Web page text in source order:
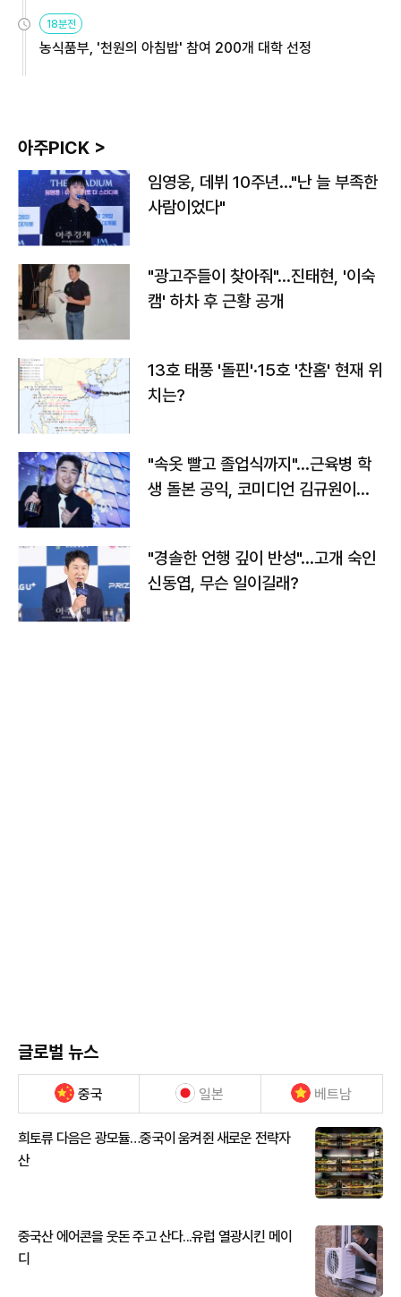
18분전
농식품부, '천원의 아침밥' 참여 200개 대학 선정
아주PICK >
임영웅, 데뷔 10주년…"난 늘 부족한
사람이었다"
"광고주들이 찾아줘"…진태현, '이숙
캠' 하차 후 근황 공개
13호 태풍 '돌핀'·15호 '찬홈' 현재 위
치는?
"속옷 빨고 졸업식까지"…근육병 학
생 돌본 공익, 코미디언 김규원이었
"경솔한 언행 깊이 반성"…고개 숙인
신동엽, 무슨 일이길래?
글로벌 뉴스
중국 일본 베트남
희토류 다음은 광모듈…중국이 움켜쥔 새로운 전략자
산
중국산 에어콘을 웃돈 주고 산다...유럽 열광시킨 메이
디